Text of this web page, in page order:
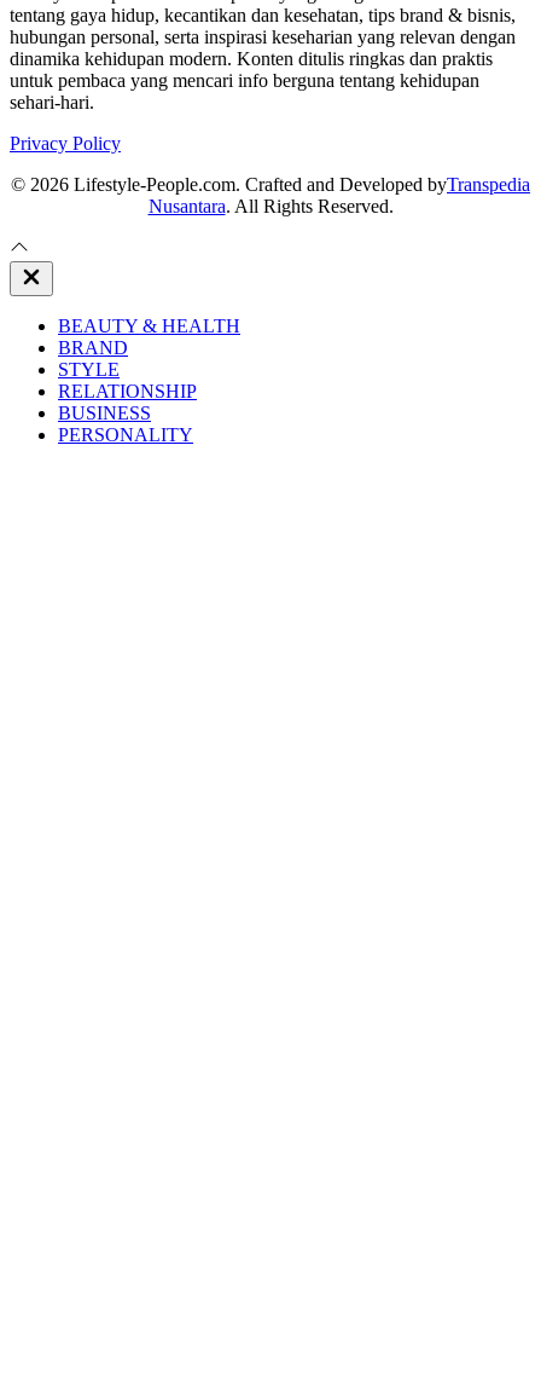
tentang gaya hidup, kecantikan dan kesehatan, tips brand & bisnis,
hubungan personal, serta inspirasi keseharian yang relevan dengan
dinamika kehidupan modern. Konten ditulis ringkas dan praktis
untuk pembaca yang mencari info berguna tentang kehidupan
sehari-hari.
Privacy Policy
© 2026 Lifestyle-People.com. Crafted and Developed byTranspedia
Nusantara. All Rights Reserved.
Close
Off
BEAUTY & HEALTH
BRAND
STYLE
RELATIONSHIP
BUSINESS
PERSONALITY